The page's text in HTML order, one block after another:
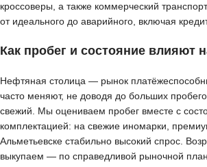
кроссоверы, а также коммерческий
от идеального до аварийного, включая
Как пробег и состояние влияют
Нефтяная столица — рынок
часто меняют, не доводя до больших
свежий. Мы оцениваем пробег вместе с
комплектацией: на свежие иномарки,
Альметьевске стабильно высокий спрос.
выкупаем — по справедливой рыночной